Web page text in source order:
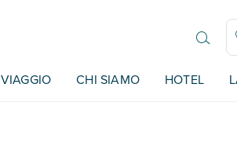
CHI SIAMO HOTEL